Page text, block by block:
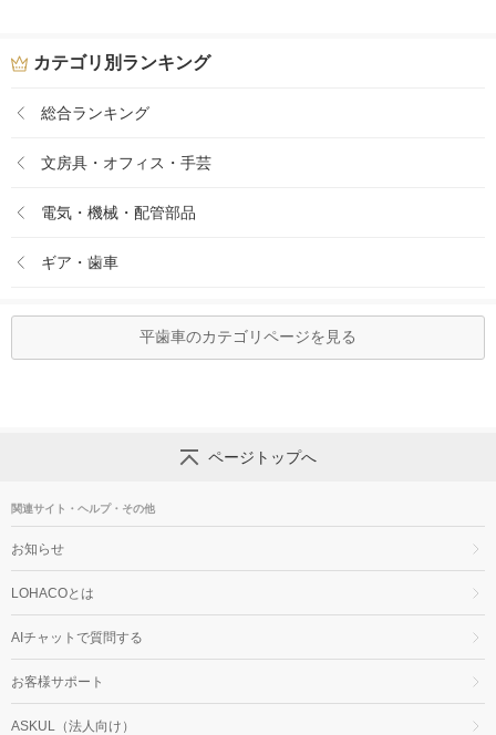
カテゴリ別ランキング
総合ランキング
文房具・オフィス・手芸
電気・機械・配管部品
ギア・歯車
平歯車のカテゴリページを見る
ページトップへ
関連サイト・ヘルプ・その他
お知らせ
LOHACOとは
AIチャットで質問する
お客様サポート
ASKUL（法人向け）